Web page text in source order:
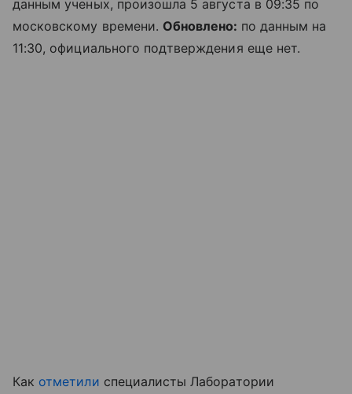
данным ученых, произошла 5 августа в 09:35 по
московскому времени. Обновлено: по данным на
11:30, официального подтверждения еще нет.
Как отметили специалисты Лаборатории